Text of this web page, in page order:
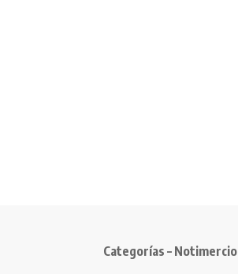
Categorías – Notimercio